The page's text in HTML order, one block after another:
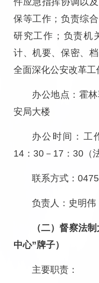
保等工作；负责综
研究工作；负责机
计、机要、保密、
全面深化公安改革工
办公地点：霍
安局大楼
办公时间：工
14：30－17：30（
联系方式：
负责人 ：史明伟
（二）督察法
中心”牌子）
主要职责：